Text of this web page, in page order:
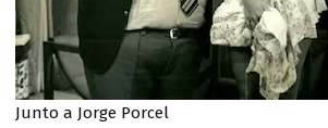
Junto a Jorge Porcel